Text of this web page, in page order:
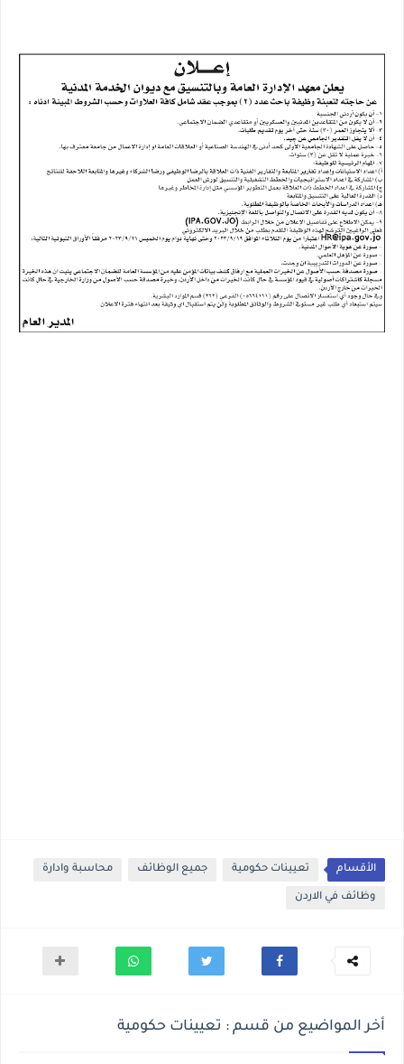
الأقسام تعيينات حكومية جميع الوظائف محاسبة وادارة
وظائف في الاردن
أخر المواضيع من قسم : تعيينات حكومية